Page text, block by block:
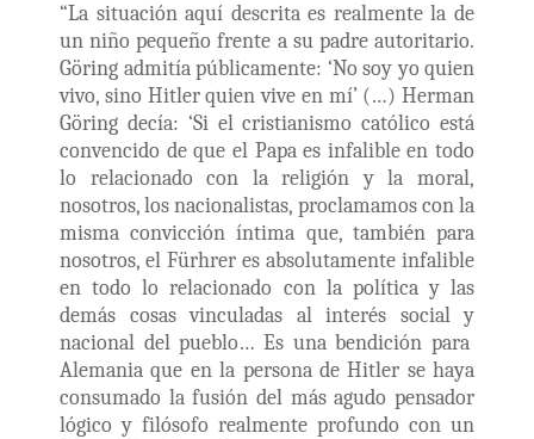
“La situación aquí descrita es realmente la de
un niño pequeño frente a su padre autoritario.
Göring admitía públicamente: ‘No soy yo quien
vivo, sino Hitler quien vive en mí’ (…) Herman
Göring decía: ‘Si el cristianismo católico está
convencido de que el Papa es infalible en todo
lo relacionado con la religión y la moral,
nosotros, los nacionalistas, proclamamos con la
misma convicción íntima que, también para
nosotros, el Fürhrer es absolutamente infalible
en todo lo relacionado con la política y las
demás cosas vinculadas al interés social y
nacional del pueblo… Es una bendición para
Alemania que en la persona de Hitler se haya
consumado la fusión del más agudo pensador
lógico y filósofo realmente profundo con un